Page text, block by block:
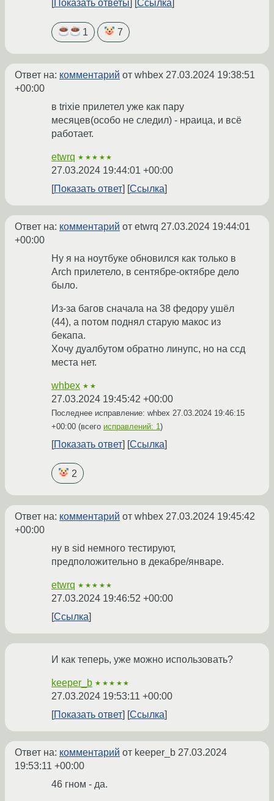
Показать ответы Ссылка
1 7
Ответ на: комментарий от whbex 27.03.2024 19:38:51
+00:00
в trixie прилетел уже как пару
месяцев(особо не следил) - нраица, и всё
работает.
etwrq ★★★★★
27.03.2024 19:44:01 +00:00
Показать ответ
Ссылка
Ответ на: комментарий от etwrq 27.03.2024 19:44:01
+00:00
Ну я на ноутбуке обновился как только в
Arch прилетело, в сентябре-октябре дело
было.
Из-за багов сначала на 38 федору ушёл
(44), а потом поднял старую макос из
бекапа.
Хочу дуалбутом обратно линупс, но на ссд
места нет.
whbex ★★
27.03.2024 19:45:42 +00:00
Последнее исправление: whbex 27.03.2024 19:46:15
+00:00 (всего исправлений: 1)
Показать ответ Ссылка
2
Ответ на: комментарий от whbex 27.03.2024 19:45:42
+00:00
ну в sid немного тестируют,
предположительно в декабре/январе.
etwrq ★★★★★
27.03.2024 19:46:52 +00:00
Ссылка
И как теперь, уже можно использовать?
keeper_b ★★★★★
27.03.2024 19:53:11 +00:00
Показать ответ
Ссылка
Ответ на: комментарий от keeper_b 27.03.2024
19:53:11 +00:00
46 гном - да.